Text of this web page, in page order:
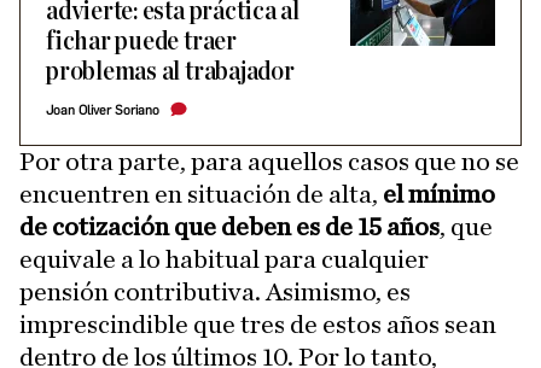
advierte: esta práctica al
fichar puede traer
problemas al trabajador
Joan Oliver Soriano
Por otra parte, para aquellos casos que no se
encuentren en situación de alta, el mínimo
de cotización que deben es de 15 años, que
equivale a lo habitual para cualquier
pensión contributiva. Asimismo, es
imprescindible que tres de estos años sean
dentro de los últimos 10. Por lo tanto,